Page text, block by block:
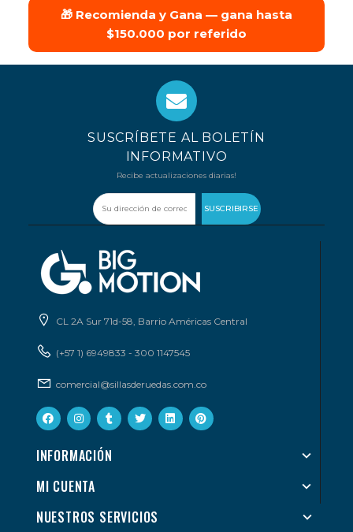
🎁 Recomienda y Gana — gana hasta
$150.000 por referido
SUSCRÍBETE AL BOLETÍN
INFORMATIVO
Recibe actualizaciones diarias!
SUSCRIBIRSE
CL 2A Sur 71d-58, Barrio Américas Central
(+57 1) 6949833 - 300 1147545
comercial@sillasderuedas.com.co
INFORMACIÓN
MI CUENTA
NUESTROS SERVICIOS